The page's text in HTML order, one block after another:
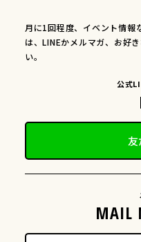
月に1回程度、イベント情報
は、LINEかメルマガ、お好
い。
公式